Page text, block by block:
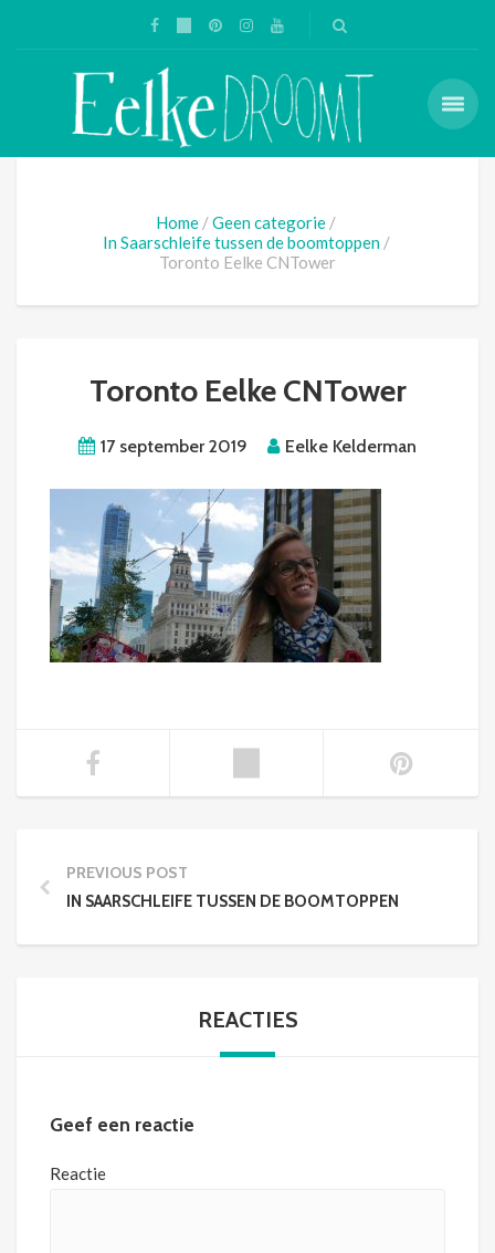
Home
Geen categorie
In Saarschleife tussen de boomtoppen
Toronto Eelke CNTower
Toronto Eelke CNTower
17 september 2019 Eelke Kelderman
PREVIOUS POST
IN SAARSCHLEIFE TUSSEN DE BOOMTOPPEN
REACTIES
Geef een reactie
Reactie